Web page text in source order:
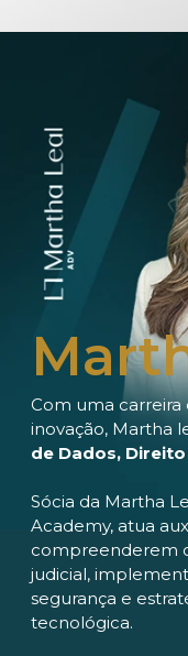
Com uma carreira
inovação, Martha
de Dados,
Sócia da Martha
Academy, atua
compreenderem
judicial,
segurança e
tecnológica.